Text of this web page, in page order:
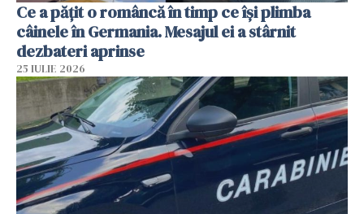
Ce a pățit o româncă în timp ce își plimba
câinele în Germania. Mesajul ei a stârnit
dezbateri aprinse
25 IULIE 2026